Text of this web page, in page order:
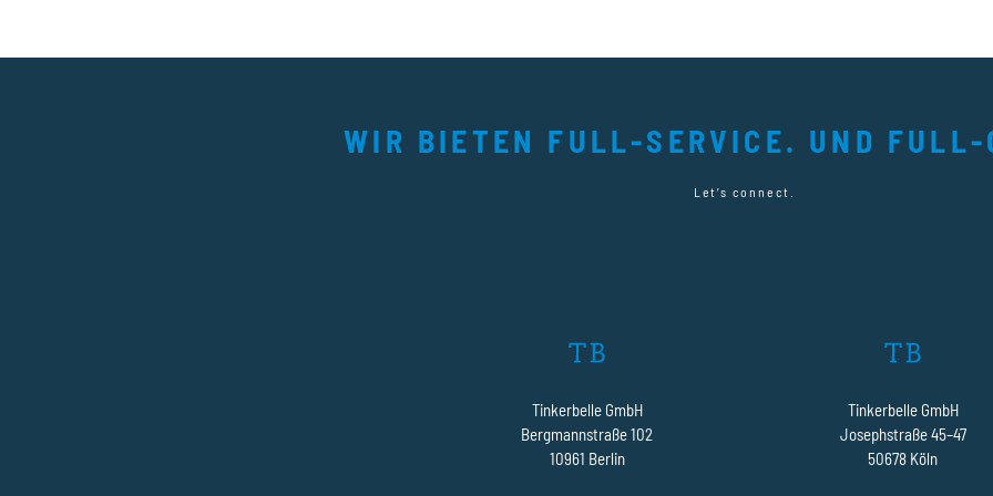
WIR BIETEN FULL-SERVICE. UND FULL-
Let’s connect.
Tinkerbelle GmbH
Bergmannstraße 102
10961 Berlin
Tinkerbelle GmbH
Josephstraße 45–47
50678 Köln